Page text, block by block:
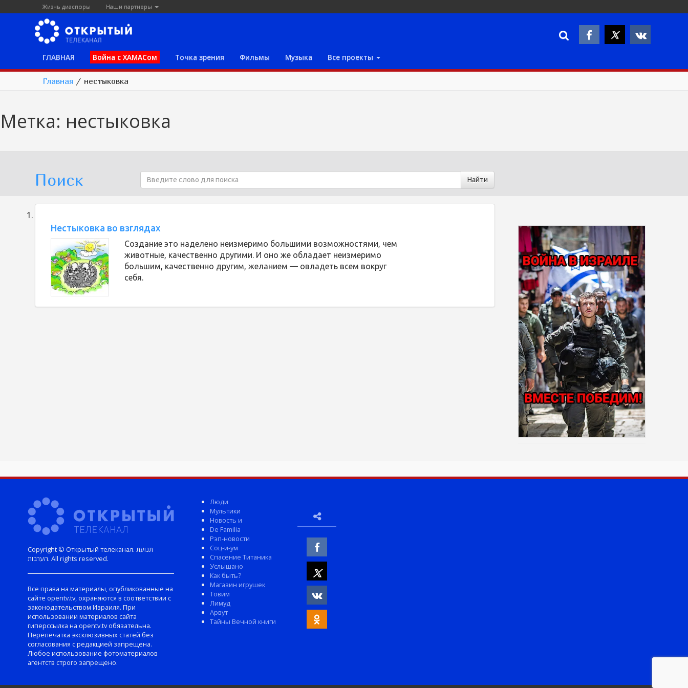
Жизнь диаспоры Наши партнеры
ГЛАВНАЯ Война с ХАМАСом Точка зрения Фильмы Музыка Все проекты
Главная / нестыковка
Метка: нестыковка
Поиск
Нестыковка во взглядах
Создание это наделено неизмеримо большими возможностями, чем
животные, качественно другими. И оно же обладает неизмеримо
большим, качественно другим, желанием — овладеть всем вокруг
себя.
Copyright © Открытый телеканал. תנועת
הערבות. All rights reserved.
Все права на материалы, опубликованные на
сайте opentv.tv, охраняются в соответствии с
законодательством Израиля. При
использовании материалов сайта
гиперссылка на opentv.tv обязательна.
Перепечатка эксклюзивных статей без
согласования с редакцией запрещена.
Любое использование фотоматериалов
агентств строго запрещено.
Люди
Мультики
Новость и
De Familia
Рэп-новости
Соц-и-ум
Спасение Титаника
Услышано
Как быть?
Магазин игрушек
Товим
Лимуд
Арвут
Тайны Вечной книги